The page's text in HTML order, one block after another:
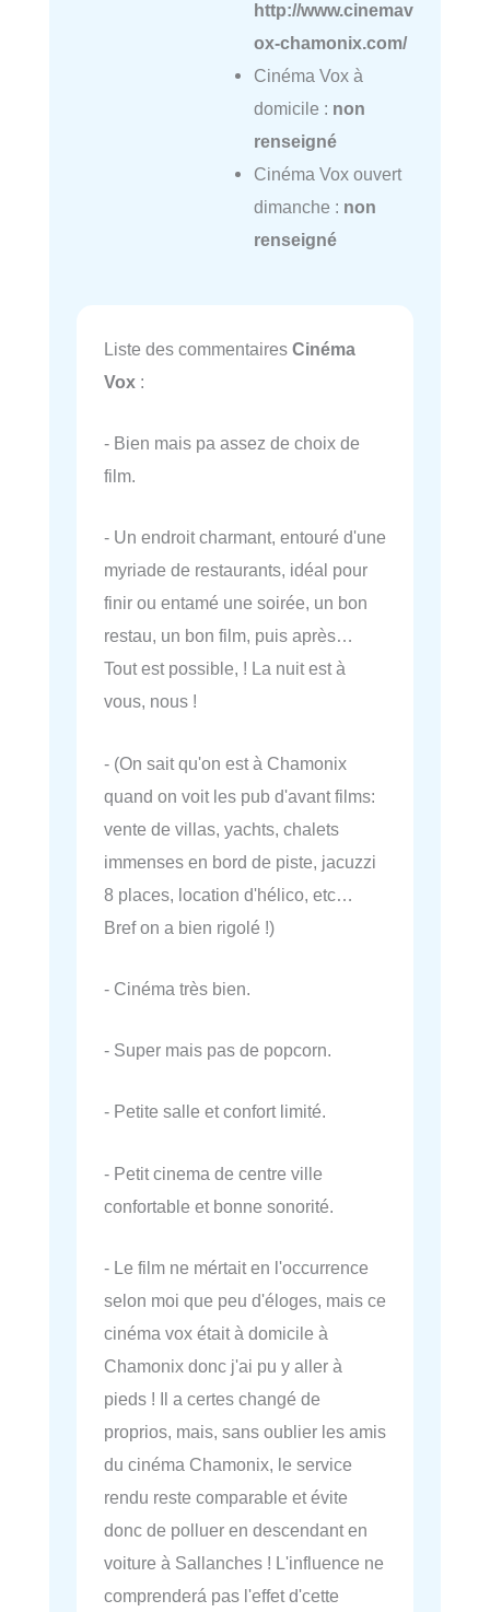
http://www.cinemav
ox-chamonix.com/
Cinéma Vox à
domicile : non
renseigné
Cinéma Vox ouvert
dimanche : non
renseigné
Liste des commentaires Cinéma
Vox :
- Bien mais pa assez de choix de
film.
- Un endroit charmant, entouré d'une
myriade de restaurants, idéal pour
finir ou entamé une soirée, un bon
restau, un bon film, puis après…
Tout est possible, ! La nuit est à
vous, nous !
- (On sait qu'on est à Chamonix
quand on voit les pub d'avant films:
vente de villas, yachts, chalets
immenses en bord de piste, jacuzzi
8 places, location d'hélico, etc…
Bref on a bien rigolé !)
- Cinéma très bien.
- Super mais pas de popcorn.
- Petite salle et confort limité.
- Petit cinema de centre ville
confortable et bonne sonorité.
- Le film ne mértait en l'occurrence
selon moi que peu d'éloges, mais ce
cinéma vox était à domicile à
Chamonix donc j'ai pu y aller à
pieds ! Il a certes changé de
proprios, mais, sans oublier les amis
du cinéma Chamonix, le service
rendu reste comparable et évite
donc de polluer en descendant en
voiture à Sallanches ! L'influence ne
comprenderá pas l'effet d'cette